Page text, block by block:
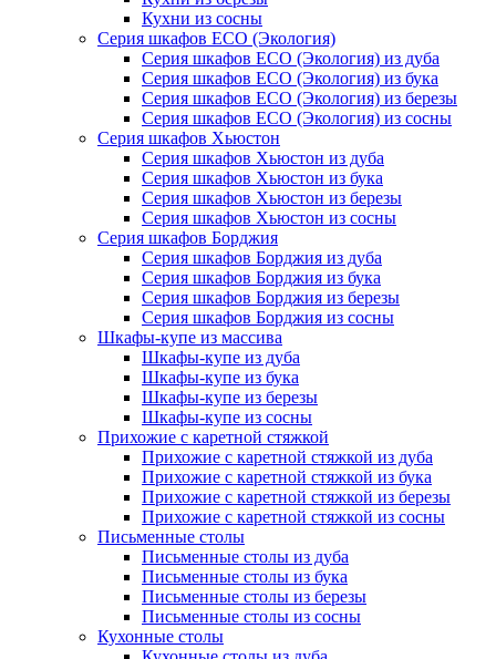
Кухни из сосны
Серия шкафов ECO (Экология)
Серия шкафов ECO (Экология) из дуба
Серия шкафов ECO (Экология) из бука
Серия шкафов ECO (Экология) из березы
Серия шкафов ECO (Экология) из сосны
Серия шкафов Хьюстон
Серия шкафов Хьюстон из дуба
Серия шкафов Хьюстон из бука
Серия шкафов Хьюстон из березы
Серия шкафов Хьюстон из сосны
Серия шкафов Борджия
Серия шкафов Борджия из дуба
Серия шкафов Борджия из бука
Серия шкафов Борджия из березы
Серия шкафов Борджия из сосны
Шкафы-купе из массива
Шкафы-купе из дуба
Шкафы-купе из бука
Шкафы-купе из березы
Шкафы-купе из сосны
Прихожие с каретной стяжкой
Прихожие с каретной стяжкой из дуба
Прихожие с каретной стяжкой из бука
Прихожие с каретной стяжкой из березы
Прихожие с каретной стяжкой из сосны
Письменные столы
Письменные столы из дуба
Письменные столы из бука
Письменные столы из березы
Письменные столы из сосны
Кухонные столы